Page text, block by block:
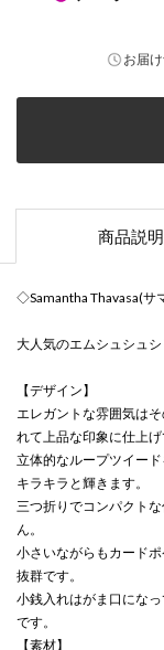
お届
商品説明
◇Samantha Thavasa(サ
大人気のエムシュシュ
【デザイン】
エレガントな雰囲気は
れて上品な印象に仕上げ
立体的なループツイー
キラキラと輝きます。
三つ折りでコンパクト
ん。
小さいながらもカード
抜群です。
小銭入れはがま口にな
です。
【素材】